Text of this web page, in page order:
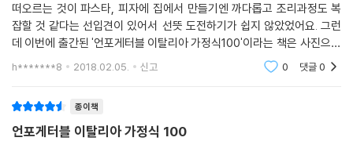
떠오르는 것이 파스타, 피자에 집에서 만들기엔 까다롭고 조리과정도 복
잡할 것 같다는 선입견이 있어서 선뜻 도전하기가 쉽지 않았었어요. 그런
데 이번에 출간된 '언포게터블 이탈리아 가정식100'이라는 책은 사진으로
따라하면서 배우는 이탈리아 가정식 레시피라는 타이틀을 내걸고 사진으
h*******8 2018.02.05. 신고 0 댓글0
종이책
언포게터블 이탈리아 가정식 100